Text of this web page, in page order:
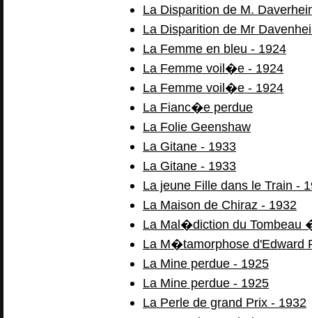
La Disparition de M.
La Disparition de Mr
La Femme en bleu - 1924
La Femme voil�e - 1924
La Femme voil�e - 1924
La Fianc�e perdue
La Folie Geenshaw
La Gitane - 1933
La Gitane - 1933
La jeune Fille dans le Train -
La Maison de Chiraz - 1932
La Mal�diction du Tombeau
La M�tamorphose d'Edward
La Mine perdue - 1925
La Mine perdue - 1925
La Perle de grand Prix - 1932